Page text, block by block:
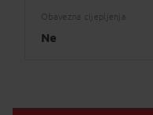
Obavezna cijepljenja
Ne